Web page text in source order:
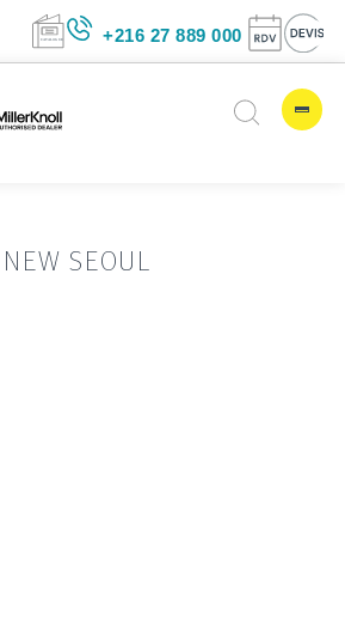
+216 27 889
NEW SEOUL